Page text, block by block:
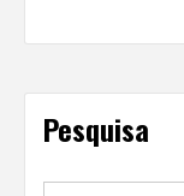
Pesquisa